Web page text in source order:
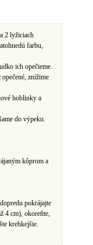
2 lyžiciach
farbu,
ich opečieme.
znížime
hoblinky a
do výpeku.
kôprom a
pokrájajte
4 cm), okoreňte,
krehkejšie.